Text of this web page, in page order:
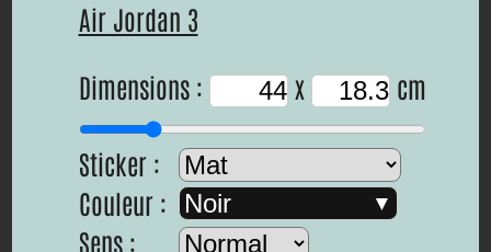
Air Jordan 3
Dimensions :
x cm
Sticker :
Couleur :
Noir
Sens :